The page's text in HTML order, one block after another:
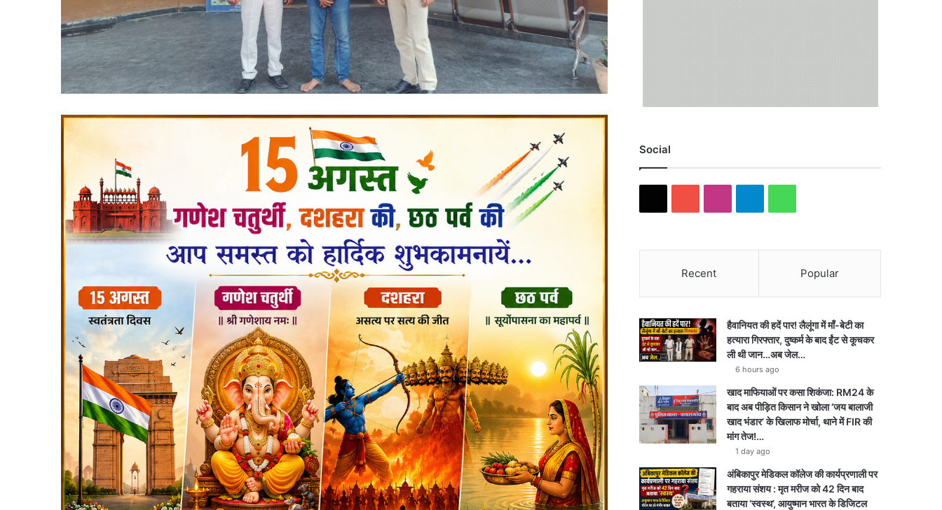
Social
Recent Popular
हैवानियत की हदें पार! लैलूंगा में माँ-बेटी का
हत्यारा गिरफ्तार, दुष्कर्म के बाद ईंट से कूचकर
ली थी जान…अब जेल…
6 hours ago
खाद माफियाओं पर कसा शिकंजा: RM24 के
बाद अब पीड़ित किसान ने खोला ‘जय बालाजी
खाद भंडार’ के खिलाफ मोर्चा, थाने में FIR की
मांग तेज!…
1 day ago
अंबिकापुर मेडिकल कॉलेज की कार्यप्रणाली पर
गहराया संशय : मृत मरीज को 42 दिन बाद
बताया ‘स्वस्थ’, आयुष्मान भारत के डिजिटल